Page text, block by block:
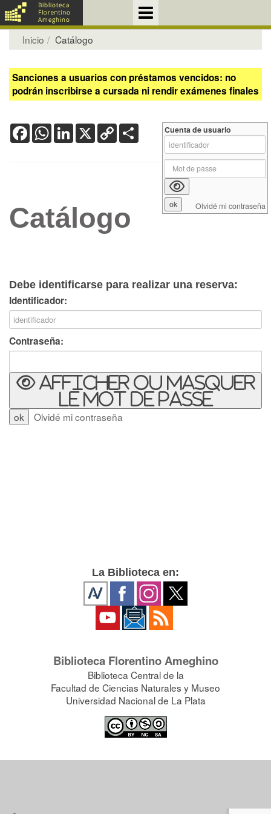
Inicio Catálogo
Sanciones a usuarios con préstamos vencidos: no
podrán inscribirse a cursada ni rendir exámenes finales
FacebookWhatsApp
LinkedIn
X Copy
Link
Catálogo
Debe identificarse para realizar una reserva:
Identificador:
Contraseña:
Afficher ou masquer
le mot de passe
Olvidé mi contraseña
Cuenta de usuario
Olvidé mi contraseña
La Biblioteca en:
Biblioteca Florentino Ameghino
Biblioteca Central de la
Facultad de Ciencias Naturales y Museo
Universidad Nacional de La Plata